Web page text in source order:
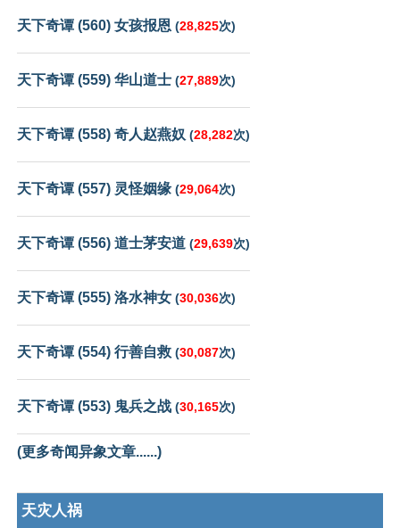
天下奇谭 (560) 女孩报恩 (28,825次)
天下奇谭 (559) 华山道士 (27,889次)
天下奇谭 (558) 奇人赵燕奴 (28,282次)
天下奇谭 (557) 灵怪姻缘 (29,064次)
天下奇谭 (556) 道士茅安道 (29,639次)
天下奇谭 (555) 洛水神女 (30,036次)
天下奇谭 (554) 行善自救 (30,087次)
天下奇谭 (553) 鬼兵之战 (30,165次)
(更多奇闻异象文章......)
天灾人祸